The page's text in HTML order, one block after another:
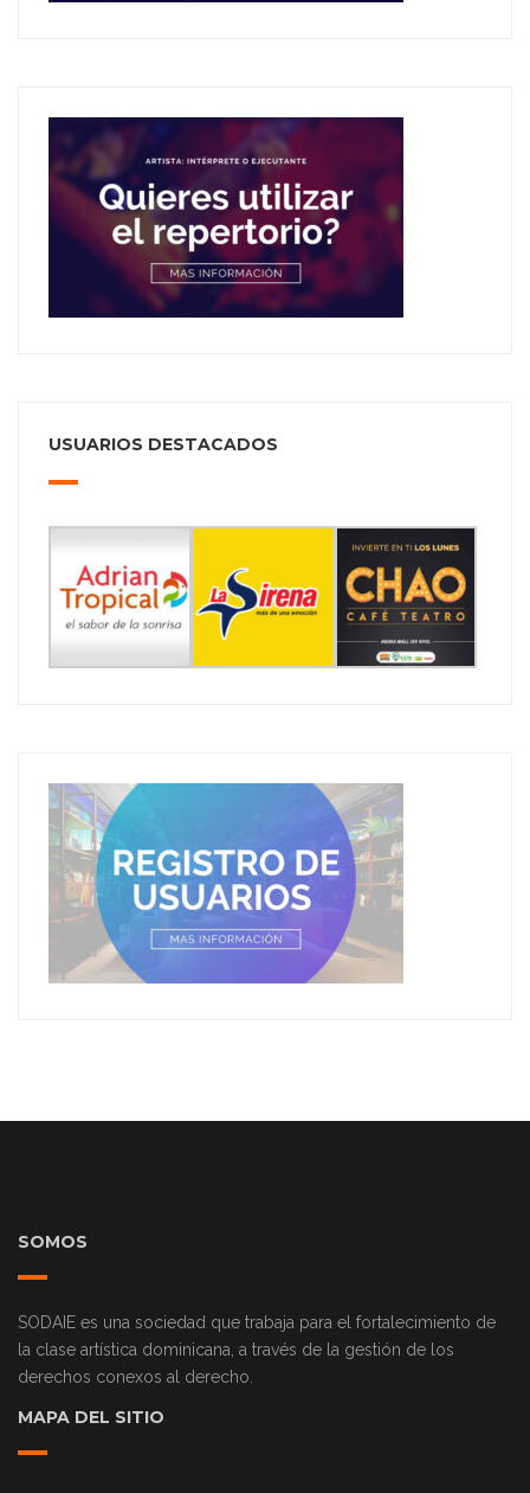
USUARIOS DESTACADOS
SOMOS
SODAIE es una sociedad que trabaja para el fortalecimiento de
la clase artística dominicana, a través de la gestión de los
derechos conexos al derecho.
MAPA DEL SITIO